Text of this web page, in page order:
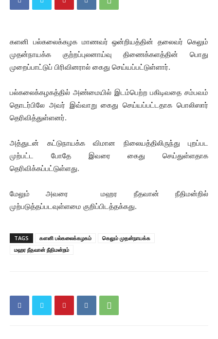
களனி பல்கலைக்கழக மாணவர் ஒன்றியத்தின் தலைவர் கெலும்
முதன்நாயக்க குற்றப்புலனாய்வு திணைக்களத்தின் பொது
முறைப்பாட்டுப் பிரிவினரால் கைது செய்யப்பட்டுள்ளார்.
பல்கலைக்கழகத்தில் அண்மையில் இடம்பெற்ற பகிடிவதை சம்பவம்
தொடர்பிலே அவர் இவ்வாறு கைது செய்யப்பட்டதாக பொலிஸார்
தெரிவித்துள்ளனர்.
அத்துடன் கட்டுநாயக்க விமான நிலையத்திலிருந்து புறப்பட
முற்பட்ட போதே இவரை கைது செய்துள்ளதாக
தெரிவிக்கப்பட்டுள்ளது.
மேலும் அவரை மஹர நீதவான் நீதிமன்றில்
முற்படுத்தப்படவுள்ளமை குறிப்பிடத்தக்கது.
TAGS களனி பல்கலைக்கழகம்
கெலும் முதன்நாயக்க
மஹர நீதவான் நீதிமன்றம்